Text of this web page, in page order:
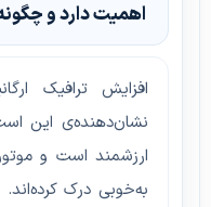
اهمیت دارد و
افزایش ترافیک
نشان‌دهنده‌ی این
ارزشمند است و
به‌خوبی درک